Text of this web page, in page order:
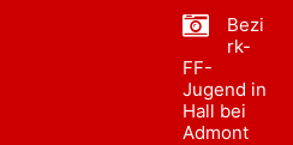
Bezi
rk-
FF-
Jugend in
Hall bei
Admont